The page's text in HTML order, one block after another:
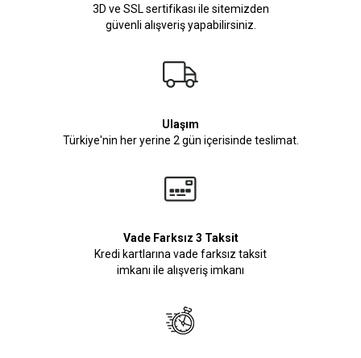
3D ve SSL sertifikası ile sitemizden
güvenli alışveriş yapabilirsiniz.
Ulaşım
Türkiye'nin her yerine 2 gün içerisinde teslimat.
Vade Farksız 3 Taksit
Kredi kartlarına vade farksız taksit
imkanı ile alışveriş imkanı